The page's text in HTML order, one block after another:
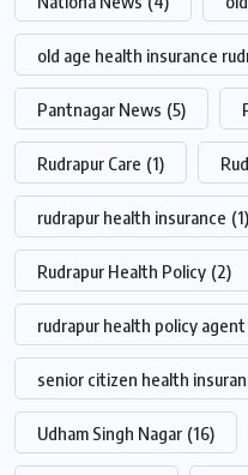
old age health insurance
Pantnagar News (5)
Rudrapur Care (1)
rudrapur health insurance (1)
Rudrapur Health Policy (2)
rudrapur health policy agent
senior citizen health
Udham Singh Nagar (16)